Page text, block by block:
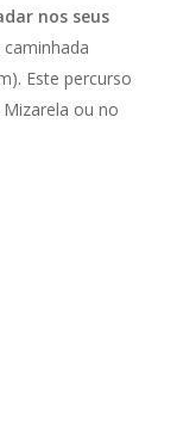
nos seus
Este percurso
ou no